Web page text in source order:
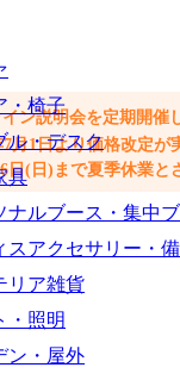
・椅子
ル・デスク
具
ナルブース・集中
スアクセサリー・
リア雑貨
・照明
ン・屋外
できます
ン説明会を定期開催
1日より価格改定が
(日)まで夏季休業と